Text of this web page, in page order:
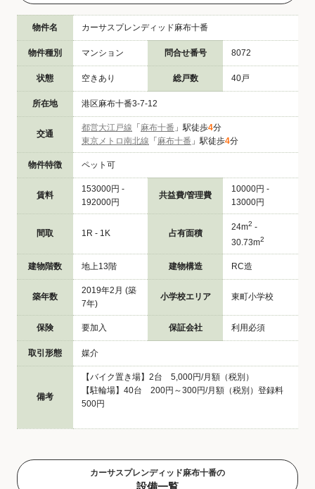
物件名 カーサスプレンディッド麻布十番
物件種別 マンション 問合せ番号 8072
状態 空きあり 総戸数 40戸
所在地 港区麻布十番3-7-12
交通
都営大江戸線 「 麻布十番 」駅徒歩4分
東京メトロ南北線 「 麻布十番 」駅徒歩4分
物件特徴 ペット可
賃料
153000円 -
192000円
共益費/管理費
10000円 -
13000円
間取 1R - 1K 占有面積
24m2 -
30.73m2
建物階数 地上13階 建物構造 RC造
築年数
2019年2月 (築
7年)
小学校エリア 東町小学校
保険 要加入 保証会社 利用必須
取引形態 媒介
備考
【バイク置き場】2台 5,000円/月額（税別）
【駐輪場】40台 200円～300円/月額（税別）登録料
500円
カーサスプレンディッド麻布十番の
設備一覧